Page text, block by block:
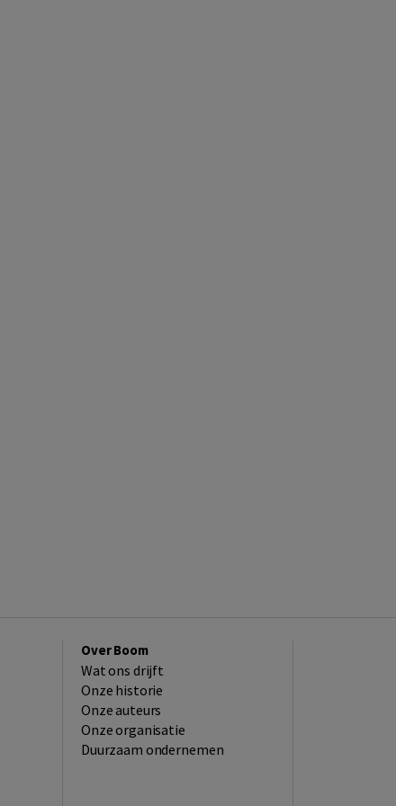
Over Boom
Wat ons drijft
Onze historie
Onze auteurs
Onze organisatie
Duurzaam ondernemen